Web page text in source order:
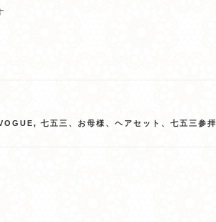
,七五三、お母様、ヘアセット、七五三参拝